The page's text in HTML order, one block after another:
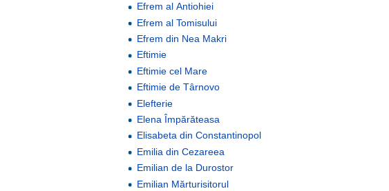
Efrem al Antiohiei
Efrem al Tomisului
Efrem din Nea Makri
Eftimie
Eftimie cel Mare
Eftimie de Târnovo
Elefterie
Elena Împărăteasa
Elisabeta din Constantinopol
Emilia din Cezareea
Emilian de la Durostor
Emilian Mărturisitorul